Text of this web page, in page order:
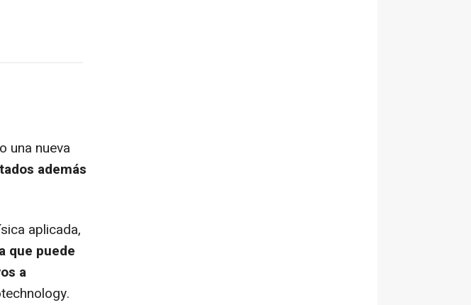
una nueva
además
aplicada,
que puede
a